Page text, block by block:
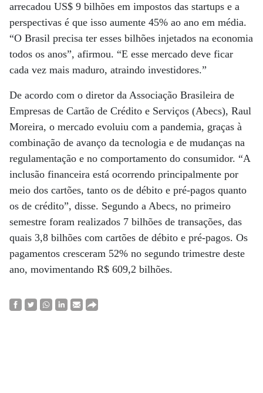
arrecadou US$ 9 bilhões em impostos das startups e a
perspectivas é que isso aumente 45% ao ano em média.
“O Brasil precisa ter esses bilhões injetados na economia
todos os anos”, afirmou. “E esse mercado deve ficar
cada vez mais maduro, atraindo investidores.”
De acordo com o diretor da Associação Brasileira de
Empresas de Cartão de Crédito e Serviços (Abecs), Raul
Moreira, o mercado evoluiu com a pandemia, graças à
combinação de avanço da tecnologia e de mudanças na
regulamentação e no comportamento do consumidor. “A
inclusão financeira está ocorrendo principalmente por
meio dos cartões, tanto os de débito e pré-pagos quanto
os de crédito”, disse. Segundo a Abecs, no primeiro
semestre foram realizados 7 bilhões de transações, das
quais 3,8 bilhões com cartões de débito e pré-pagos. Os
pagamentos cresceram 52% no segundo trimestre deste
ano, movimentando R$ 609,2 bilhões.